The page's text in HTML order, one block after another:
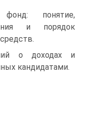
понятие,
и порядок
о доходах и
кандидатами.